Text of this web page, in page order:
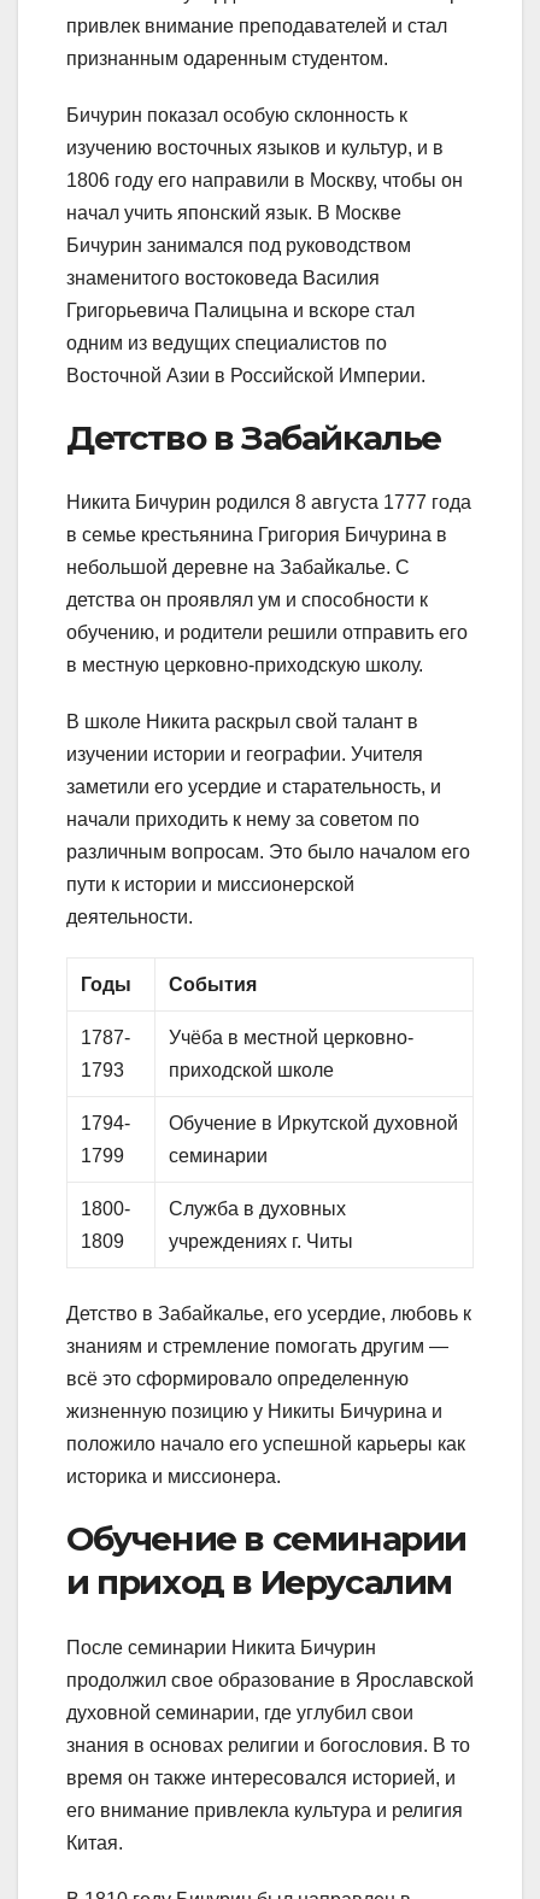
привлек внимание преподавателей и стал
признанным одаренным студентом.
Бичурин показал особую склонность к
изучению восточных языков и культур, и в
1806 году его направили в Москву, чтобы он
начал учить японский язык. В Москве
Бичурин занимался под руководством
знаменитого востоковеда Василия
Григорьевича Палицына и вскоре стал
одним из ведущих специалистов по
Восточной Азии в Российской Империи.
Детство в Забайкалье
Никита Бичурин родился 8 августа 1777 года
в семье крестьянина Григория Бичурина в
небольшой деревне на Забайкалье. С
детства он проявлял ум и способности к
обучению, и родители решили отправить его
в местную церковно-приходскую школу.
В школе Никита раскрыл свой талант в
изучении истории и географии. Учителя
заметили его усердие и старательность, и
начали приходить к нему за советом по
различным вопросам. Это было началом его
пути к истории и миссионерской
деятельности.
Годы События
1787-
1793
Учёба в местной церковно-
приходской школе
1794-
1799
Обучение в Иркутской духовной
семинарии
1800-
1809
Служба в духовных
учреждениях г. Читы
Детство в Забайкалье, его усердие, любовь к
знаниям и стремление помогать другим —
всё это сформировало определенную
жизненную позицию у Никиты Бичурина и
положило начало его успешной карьеры как
историка и миссионера.
Обучение в семинарии
и приход в Иерусалим
После семинарии Никита Бичурин
продолжил свое образование в Ярославской
духовной семинарии, где углубил свои
знания в основах религии и богословия. В то
время он также интересовался историей, и
его внимание привлекла культура и религия
Китая.